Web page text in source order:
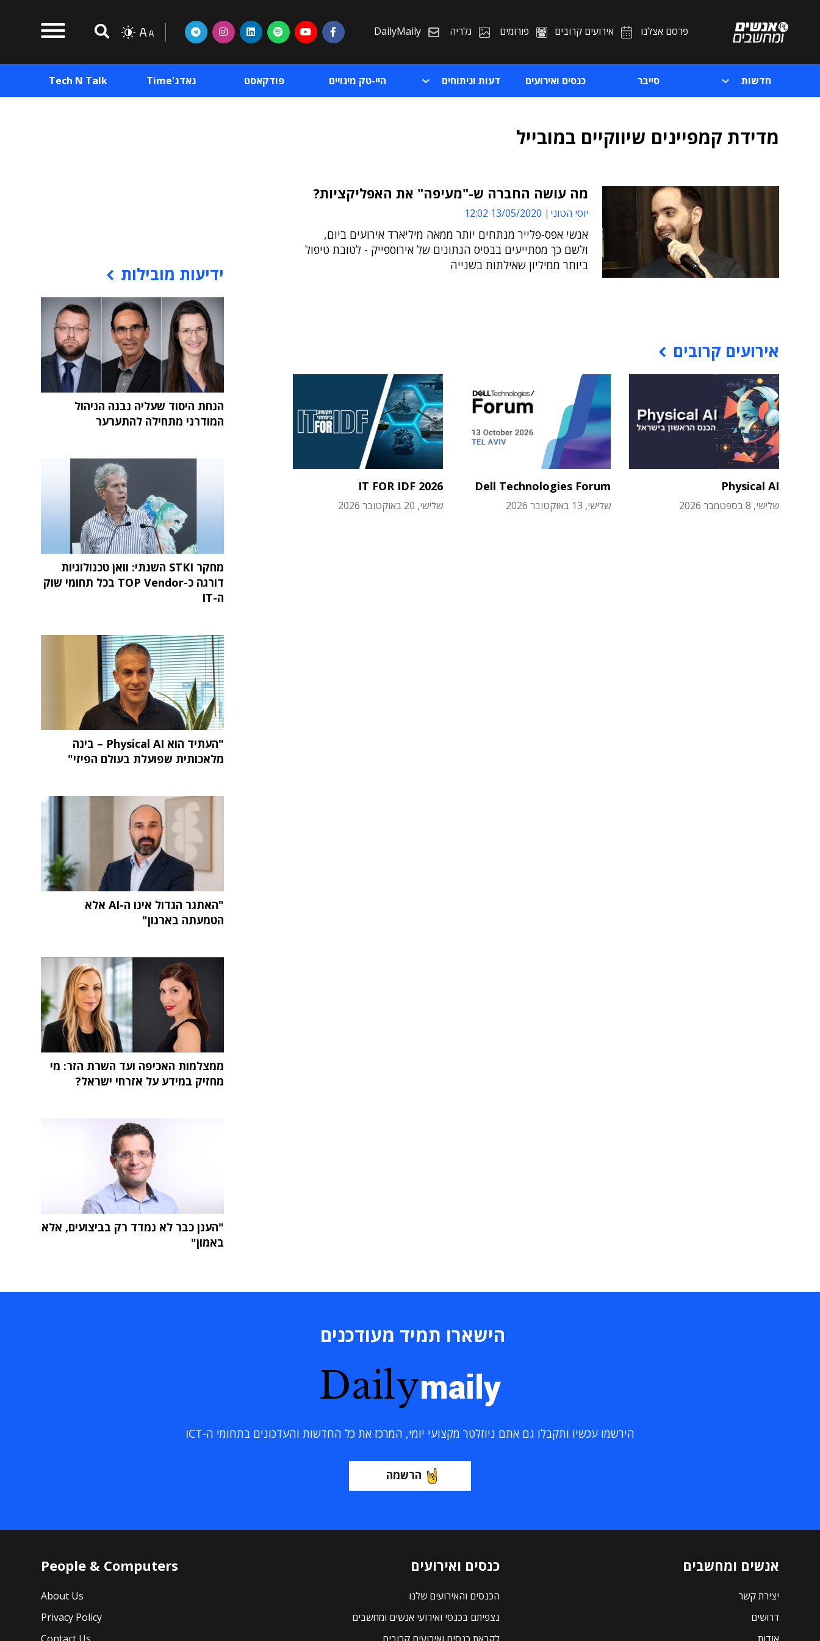
פרסם אצלנו אירועים קרובים פורומים גלריה DailyMaily
חדשות סייבר כנסים ואירועים דעות וניתוחים היי-טק מינויים פודקאסט גאדג'Time Tech N Talk
מדידת קמפיינים שיווקיים במובייל
מה עושה החברה ש-"מעיפה" את האפליקציות?
יוסי הטוני 13/05/2020 12:02
אנשי אפס-פלייר מנתחים יותר ממאה מיליארד אירועים ביום,
ולשם כך מסתייעים בבסיס הנתונים של אירוספייק - לטובת טיפול
ביותר ממיליון שאילתות בשנייה
אירועים קרובים
Physical AI
שלישי, 8 בספטמבר 2026
Dell Technologies Forum
שלישי, 13 באוקטובר 2026
IT FOR IDF 2026
שלישי, 20 באוקטובר 2026
ידיעות מובילות
הנחת היסוד שעליה נבנה הניהול
המודרני מתחילה להתערער
מחקר STKI השנתי: וואן טכנולוגיות
דורגה כ-TOP Vendor בכל תחומי שוק
ה-IT
"העתיד הוא Physical AI – בינה
מלאכותית שפועלת בעולם הפיזי"
"האתגר הגדול אינו ה-AI אלא
הטמעתה בארגון"
ממצלמות האכיפה ועד השרת הזר: מי
מחזיק במידע על אזרחי ישראל?
"הענן כבר לא נמדד רק בביצועים, אלא
באמון"
הישארו תמיד מעודכנים
Dailymaily
הירשמו עכשיו ותקבלו גם אתם ניוזלטר מקצועי יומי, המרכז את כל החדשות והעדכונים בתחומי ה-ICT
הרשמה
אנשים ומחשבים
יצירת קשר
דרושים
כנסים ואירועים
הכנסים והאירועים שלנו
נצפיתם בכנסי ואירועי אנשים ומחשבים
People & Computers
About Us
Privacy Policy